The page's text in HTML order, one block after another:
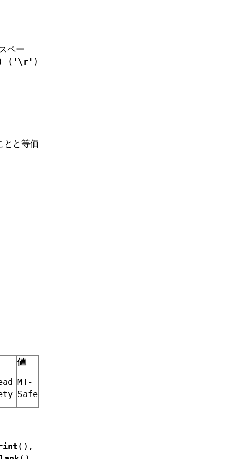
ペー
( '\r' )
とと等価
値
MT-
Safe
(),